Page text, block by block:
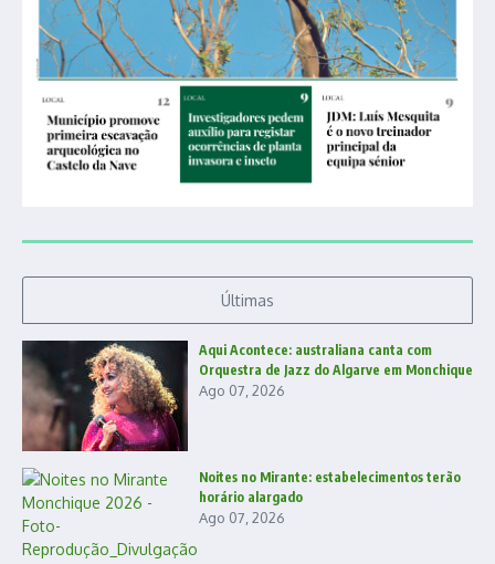
Últimas
Aqui Acontece: australiana canta com
Orquestra de Jazz do Algarve em Monchique
Ago 07, 2026
Noites no Mirante: estabelecimentos terão
horário alargado
Ago 07, 2026